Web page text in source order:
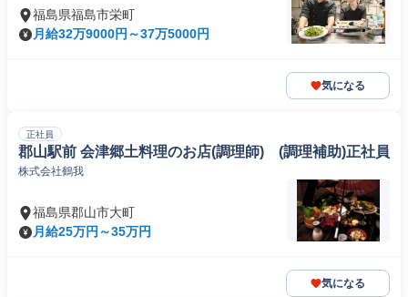
福島県福島市栄町
月給32万9000円～37万5000円
気になる
正社員
郡山駅前 会津郷土料理のお店(調理師) (調理補助)正社員
株式会社鶴我
福島県郡山市大町
月給25万円～35万円
気になる